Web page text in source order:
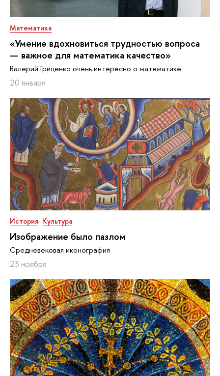
Математика
«Умение вдохновиться трудностью вопроса
— важное для математика качество»
Валерий Гриценко очень интересно о математике
20 января
История Культура
Изображение было пазлом
Средневековая иконография
23 ноября